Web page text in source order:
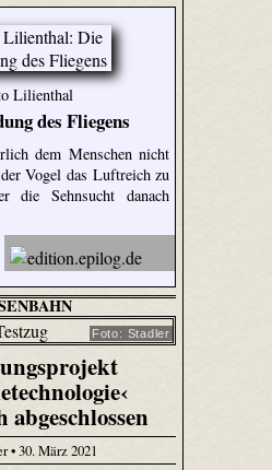
Lilienthal
des Fliegens
dem Menschen nicht
Vogel das Luftreich zu
die Sehnsucht danach
Foto: Stadler
abgeschlossen
• 30. März 2021